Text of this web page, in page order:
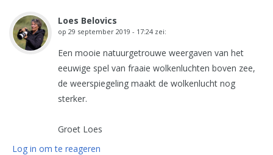
Loes Belovics
op 29 september 2019 - 17:24 zei:
Een mooie natuurgetrouwe weergaven van het
eeuwige spel van fraaie wolkenluchten boven zee,
de weerspiegeling maakt de wolkenlucht nog
sterker.
Groet Loes
Log in om te reageren